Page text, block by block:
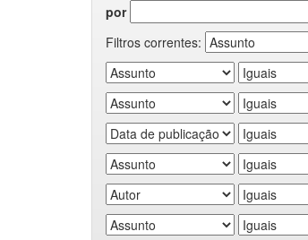
por
Filtros correntes: